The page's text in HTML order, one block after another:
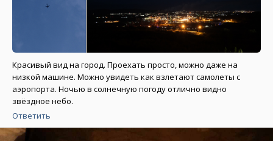
Красивый вид на город. Проехать просто, можно даже на
низкой машине. Можно увидеть как взлетают самолеты с
аэропорта. Ночью в солнечную погоду отлично видно
звёздное небо.
Ответить